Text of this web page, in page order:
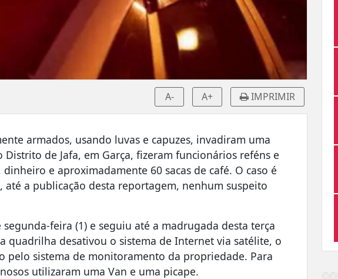
A- A+ IMPRIMIR
armados, usando luvas e capuzes, invadiram uma
de Jafa, em Garça, fizeram funcionários reféns e
e aproximadamente 60 sacas de café. O caso é
até a publicação desta reportagem, nenhum suspeito
feira (1) e seguiu até a madrugada desta terça
quadrilha desativou o sistema de Internet via satélite, o
pelo sistema de monitoramento da propriedade. Para
utilizaram uma Van e uma picape.